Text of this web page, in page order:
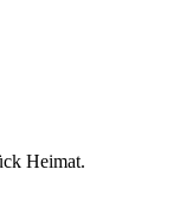
Heimat.